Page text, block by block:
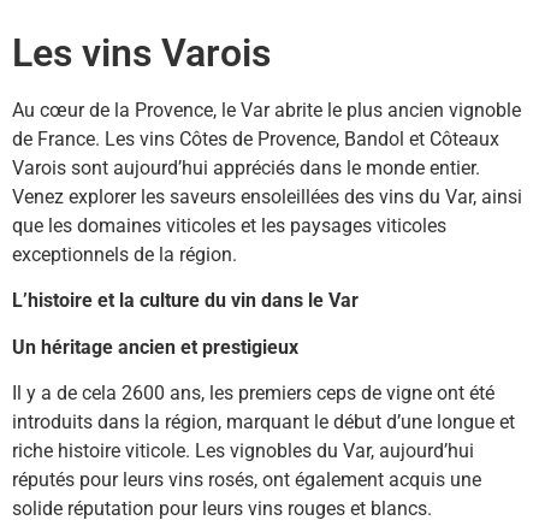
Les vins Varois
Au cœur de la Provence, le Var abrite le plus ancien vignoble
de France. Les vins Côtes de Provence, Bandol et Côteaux
Varois sont aujourd’hui appréciés dans le monde entier.
Venez explorer les saveurs ensoleillées des vins du Var, ainsi
que les domaines viticoles et les paysages viticoles
exceptionnels de la région.
L’histoire et la culture du vin dans le Var
Un héritage ancien et prestigieux
Il y a de cela 2600 ans, les premiers ceps de vigne ont été
introduits dans la région, marquant le début d’une longue et
riche histoire viticole. Les vignobles du Var, aujourd’hui
réputés pour leurs vins rosés, ont également acquis une
solide réputation pour leurs vins rouges et blancs.